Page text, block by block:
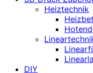
Heiztechnik
Hotend
DIY